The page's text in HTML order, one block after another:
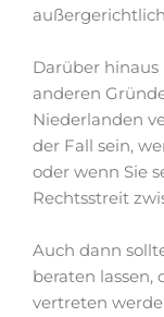
Darüber hinaus
anderen
Niederlanden
der Fall sein,
oder wenn Sie
Rechtsstreit
Auch dann
beraten
vertreten